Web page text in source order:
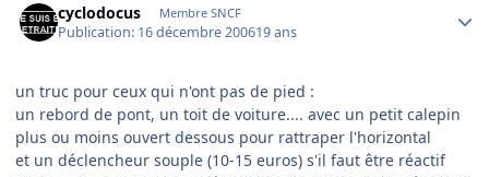
cyclodocus Membre SNCF
Publication: 16 décembre 200619 ans
un truc pour ceux qui n'ont pas de pied :
un rebord de pont, un toit de voiture.... avec un petit calepin
plus ou moins ouvert dessous pour rattraper l'horizontal
et un déclencheur souple (10-15 euros) s'il faut être réactif